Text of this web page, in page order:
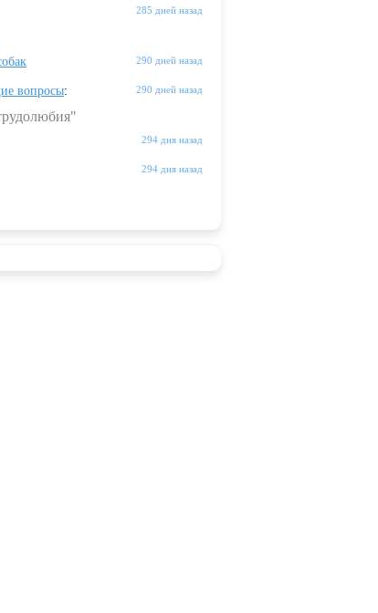
285 дней назад
290 дней назад
290 дней назад
вопросы:
294 дня назад
294 дня назад